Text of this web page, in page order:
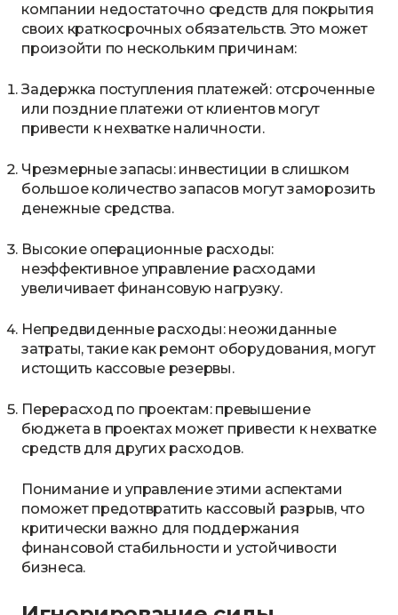
компании недостаточно средств для покрытия
своих краткосрочных обязательств. Это может
произойти по нескольким причинам:
Задержка поступления платежей: отсроченные
или поздние платежи от клиентов могут
привести к нехватке наличности.
Чрезмерные запасы: инвестиции в слишком
большое количество запасов могут заморозить
денежные средства.
Высокие операционные расходы:
неэффективное управление расходами
увеличивает финансовую нагрузку.
Непредвиденные расходы: неожиданные
затраты, такие как ремонт оборудования, могут
истощить кассовые резервы.
Перерасход по проектам: превышение
бюджета в проектах может привести к нехватке
средств для других расходов.
Понимание и управление этими аспектами
поможет предотвратить кассовый разрыв, что
критически важно для поддержания
финансовой стабильности и устойчивости
бизнеса.